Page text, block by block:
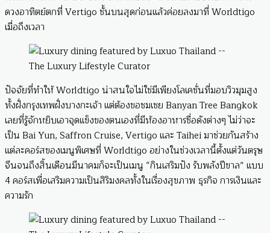
ดวงอาทิตย์ตกที่ Vertigo ชั้นบนสุดก่อนแล้วค่อยลงมาที่ Worldtigo
เมื่อถึงเวลา
ปัจจัยที่ทำให้ Worldtigo น่าสนใจไม่ใช่มีเพียงโลเคชั่นที่มอบวิวมุมสูง
ทั้งฝั่งกรุงเทพฝั่งบางกะเจ้า แต่ต้องขอชมเชย Banyan Tree Bangkok
เลยที่รู้จักหยิบเอาจุดแข็งของตนเองที่มีห้องอาหารชื่อดังต่างๆ ไม่ว่าจะ
เป็น Bai Yun, Saffron Cruise, Vertigo และ Taihei มาช่วยกันสร้าง
แต่ละคอร์สของเมนูพิเศษที่ Worldtigo อย่างในช่วงเวลานี้ตั้งแต่วันตรุษ
จีนจนถึงสิ้นเดือนมีนาคมก็จะเป็นเมนู “กินเสริมปัง รับพลังปีขาล” แบบ
4 คอร์สเพื่อเสริมความเป็นสิริมงคลทั้งในเรื่องสุขภาพ ธุรกิจ การเงินและ
ความรัก